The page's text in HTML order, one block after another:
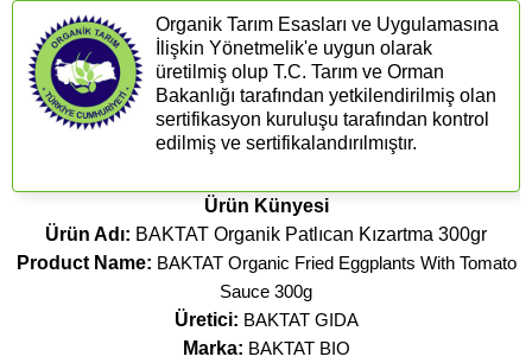
Organik Tarım Esasları ve Uygulamasına
İlişkin Yönetmelik'e uygun olarak
üretilmiş olup T.C. Tarım ve Orman
Bakanlığı tarafından yetkilendirilmiş olan
sertifikasyon kuruluşu tarafından kontrol
edilmiş ve sertifikalandırılmıştır.
Ürün Künyesi
Ürün Adı: BAKTAT Organik Patlıcan Kızartma 300gr
Product Name: BAKTAT Organic Fried Eggplants With Tomato
Sauce 300g
Üretici: BAKTAT GIDA
Marka: BAKTAT BIO